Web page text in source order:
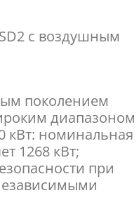
с воздушным
поколением
диапазоном
кВт: номинальная
1268 кВт;
при